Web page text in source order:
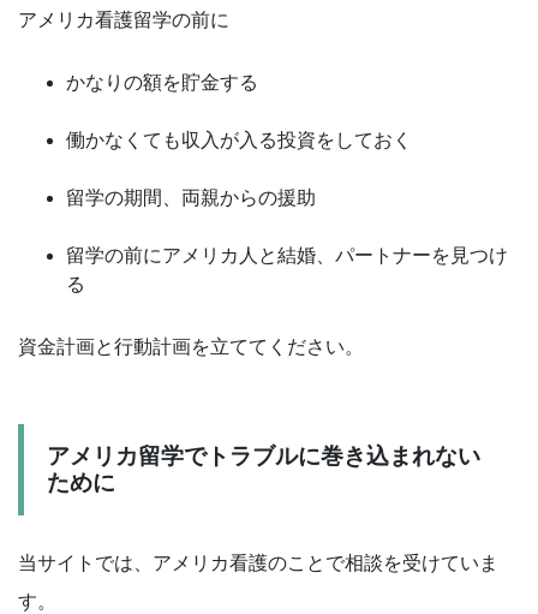
アメリカ看護留学の前に
かなりの額を貯金する
働かなくても収入が入る投資をしておく
留学の期間、両親からの援助
留学の前にアメリカ人と結婚、パートナーを見つけ
る
資金計画と行動計画を立ててください。
アメリカ留学でトラブルに巻き込まれない
ために
当サイトでは、アメリカ看護のことで相談を受けていま
す。